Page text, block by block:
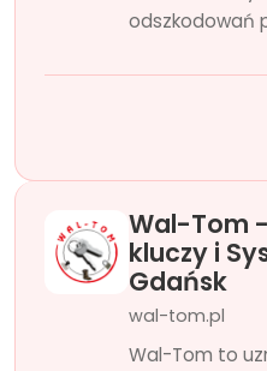
odszkodowań
Wal-Tom
kluczy i
Gdańsk
wal-tom.pl
Wal-Tom to